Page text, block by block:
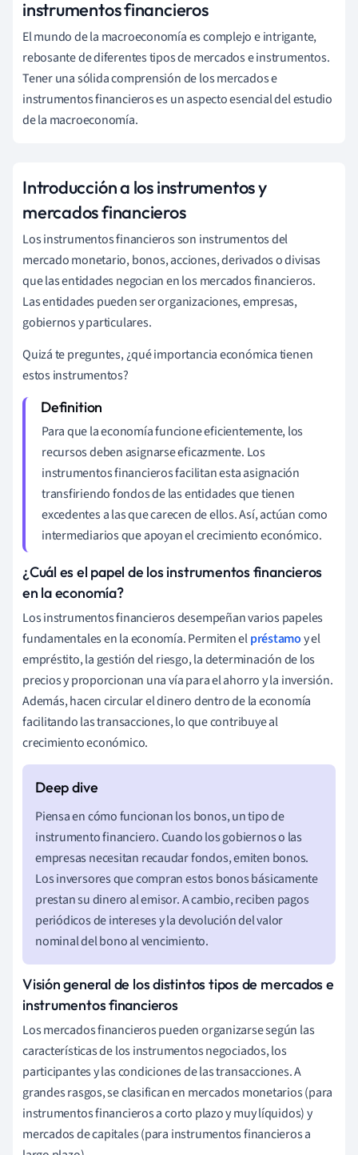
instrumentos financieros
El mundo de la macroeconomía es complejo e intrigante,
rebosante de diferentes tipos de mercados e instrumentos.
Tener una sólida comprensión de los mercados e
instrumentos financieros es un aspecto esencial del estudio
de la macroeconomía.
Introducción a los instrumentos y
mercados financieros
Los instrumentos financieros son instrumentos del
mercado monetario, bonos, acciones, derivados o divisas
que las entidades negocian en los mercados financieros.
Las entidades pueden ser organizaciones, empresas,
gobiernos y particulares.
Quizá te preguntes, ¿qué importancia económica tienen
estos instrumentos?
Para que la economía funcione eficientemente, los
recursos deben asignarse eficazmente. Los
instrumentos financieros facilitan esta asignación
transfiriendo fondos de las entidades que tienen
excedentes a las que carecen de ellos. Así, actúan como
intermediarios que apoyan el crecimiento económico.
¿Cuál es el papel de los instrumentos financieros
en la economía?
Los instrumentos financieros desempeñan varios papeles
fundamentales en la economía. Permiten elpréstamoy el
empréstito, la gestión del riesgo, la determinación de los
precios y proporcionan una vía para el ahorro y la inversión.
Además, hacen circular el dinero dentro de la economía
facilitando las transacciones, lo que contribuye al
crecimiento económico.
Piensa en cómo funcionan los bonos, un tipo de
instrumento financiero. Cuando los gobiernos o las
empresas necesitan recaudar fondos, emiten bonos.
Los inversores que compran estos bonos básicamente
prestan su dinero al emisor. A cambio, reciben pagos
periódicos de intereses y la devolución del valor
nominal del bono al vencimiento.
Visión general de los distintos tipos de mercados e
instrumentos financieros
Los mercados financieros pueden organizarse según las
características de los instrumentos negociados, los
participantes y las condiciones de las transacciones. A
grandes rasgos, se clasifican en mercados monetarios (para
instrumentos financieros a corto plazo y muy líquidos) y
mercados de capitales (para instrumentos financieros a